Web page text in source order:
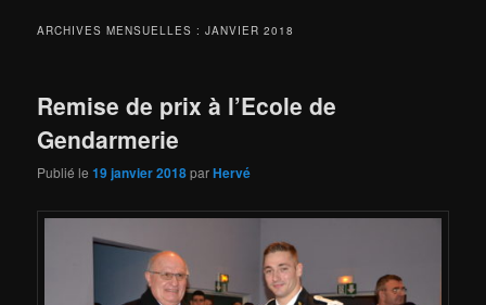
ARCHIVES MENSUELLES :JANVIER 2018
Remise de prix à l’Ecole de
Gendarmerie
Publié le19 janvier 2018parHervé